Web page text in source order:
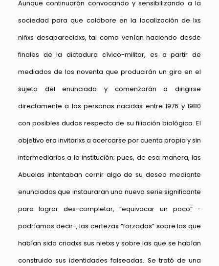
Aunque continuarán convocando y sensibilizando a la
sociedad para que colabore en la localización de lxs
niñxs desaparecidxs, tal como venían haciendo desde
finales de la dictadura cívico-militar, es a partir de
mediados de los noventa que producirán un giro en el
sujeto del enunciado y comenzarán a dirigirse
directamente a las personas nacidas entre 1976 y 1980
con posibles dudas respecto de su filiación biológica. El
objetivo era invitarlxs a acercarse por cuenta propia y sin
intermediarios a la institución; pues, de esa manera, las
Abuelas intentaban cernir algo de su deseo mediante
enunciados que instauraran una nueva serie significante
para lograr des-completar, “equivocar un poco” -
podríamos decir-, las certezas “forzadas” sobre las que
habían sido criadxs sus nietxs y sobre las que se habían
construido sus identidades falseadas. Se trató de una